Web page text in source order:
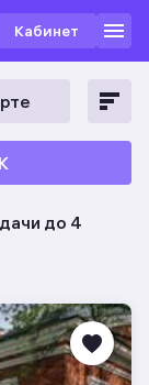
Кабинет
до 4